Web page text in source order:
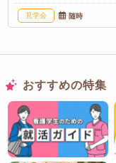
見学会 随時
おすすめの特集